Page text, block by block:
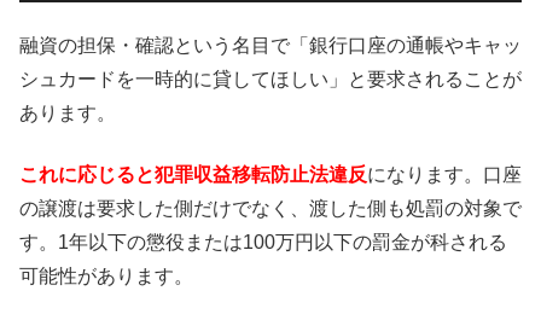
融資の担保・確認という名目で「銀行口座の通帳やキャッ
シュカードを一時的に貸してほしい」と要求されることが
あります。
これに応じると犯罪収益移転防止法違反になります。口座
の譲渡は要求した側だけでなく、渡した側も処罰の対象で
す。1年以下の懲役または100万円以下の罰金が科される
可能性があります。